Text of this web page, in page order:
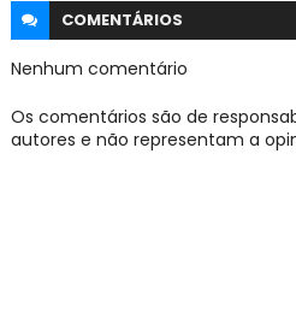
COMENTÁRIOS
Nenhum comentário
Os comentários são de
autores e não representam a